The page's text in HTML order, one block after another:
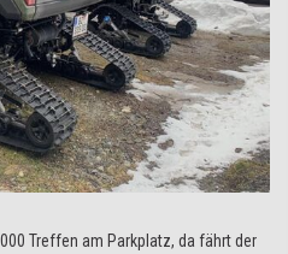
Treffen am Parkplatz, da fährt der